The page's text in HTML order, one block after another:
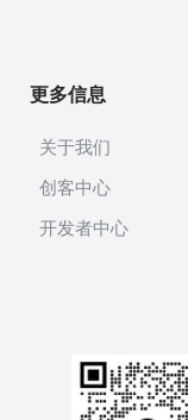
更多信息
关于我们
创客中心
开发者中心